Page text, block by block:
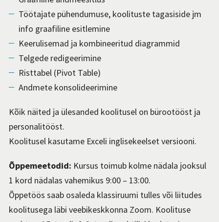
Töötajate pühendumuse, koolituste tagasiside jm
info graafiline esitlemine
Keerulisemad ja kombineeritud diagrammid
Telgede redigeerimine
Risttabel (Pivot Table)
Andmete konsolideerimine
Kõik näited ja ülesanded koolitusel on bürootööst ja
personalitööst.
Koolitusel kasutame Exceli inglisekeelset versiooni.
Õppemeetodid: Kursus toimub kolme nädala jooksul
1 kord nädalas vahemikus 9:00 – 13:00.
Õppetöös saab osaleda klassiruumi tulles või liitudes
koolitusega läbi veebikeskkonna Zoom. Koolituse